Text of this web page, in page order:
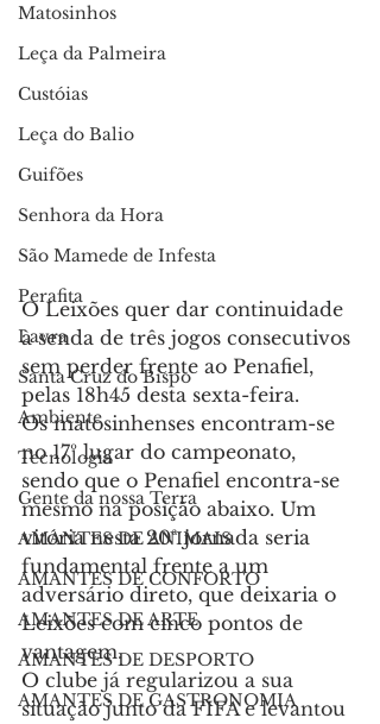
Matosinhos
Leça da Palmeira
Custóias
Leça do Balio
Guifões
Senhora da Hora
São Mamede de Infesta
Perafita
Lavra
Santa Cruz do Bispo
Ambiente
Tecnologia
Gente da nossa Terra
AMANTES DE ANIMAIS
AMANTES DE CONFORTO
AMANTES DE ARTE
AMANTES DE DESPORTO
AMANTES DE GASTRONOMIA
O Leixões quer dar continuidade
à senda de três jogos consecutivos
sem perder frente ao Penafiel,
pelas 18h45 desta sexta-feira.
Os matosinhenses encontram-se
no 17º lugar do campeonato,
sendo que o Penafiel encontra-se
mesmo na posição abaixo. Um
vitória nesta 20ª jornada seria
fundamental frente a um
adversário direto, que deixaria o
Leixões com cinco pontos de
vantagem.
O clube já regularizou a sua
situação junto da FIFA e levantou